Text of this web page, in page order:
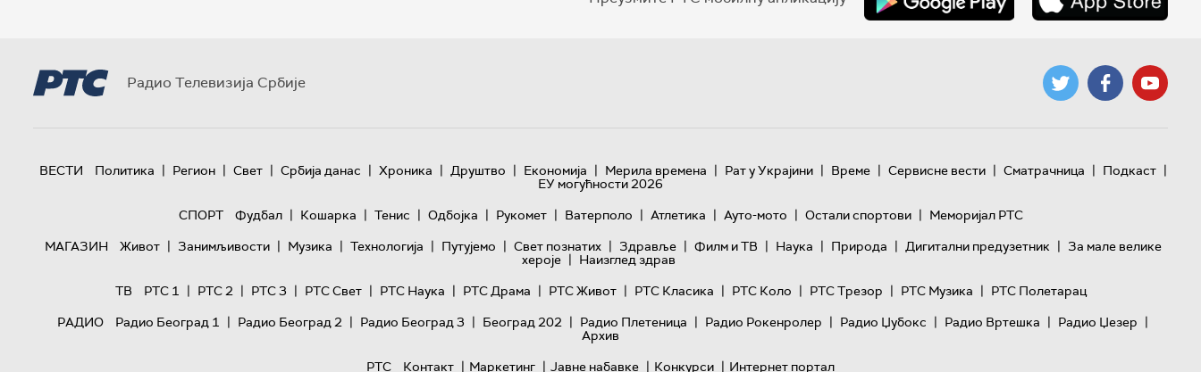
Радио Телевизија Србије
ВЕСТИ Политика | Регион | Свет | Србија данас | Хроника | Друштво | Економија | Мерила времена | Рат у Украјини | Време | Сервисне вести | Сматрачница | Подкаст |
ЕУ могућности 2026
СПОРТ
Фудбал | Кошарка | Тенис | Одбојка | Рукомет | Ватерполо | Атлетика | Ауто-мото | Остали спортови | Меморијал РТС
МАГАЗИН
Живот | Занимљивости | Музика | Технологијa | Путујемо | Свет познатих | Здравље | Филм и ТВ | Наука | Природа | Дигитални предузетник | За мале велике
хероје | Наизглед здрав
ТВ
РТС 1 | РТС 2 | РТС 3 | РТС Свет | РТС Наука | РТС Драма | РТС Живот | РТС Класика | РТС Коло | РТС Трезор | РТС Музика | РТС Полетарац
РАДИО
Радио Београд 1 | Радио Београд 2 | Радио Београд 3 | Београд 202 | Радио Плетеница | Радио Рокенролер | Радио Џубокс | Радио Вртешка | Радио Џезер |
Архив
РТС
Контакт | Маркетинг | Јавне набавке | Конкурси | Интернет портал